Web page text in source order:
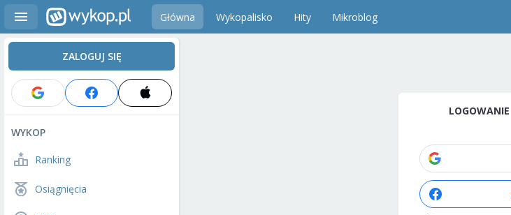
Główna Wykopalisko Hity Mikroblog
ZALOGUJ SIĘ
WYKOP
Ranking
Osiągnięcia
LOGOWANIE